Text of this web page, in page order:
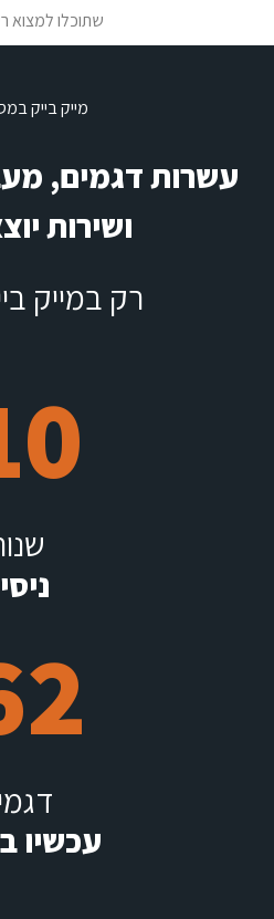
שתוכלו למצוא רק
מייק בייק
עשרות דגמים,
ושירות
רק במייק
שנות
עכשיו